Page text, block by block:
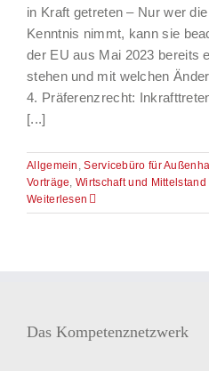
in Kraft getreten – Nur wer
Kenntnis nimmt, kann sie
der EU aus Mai 2023 bereits
stehen und mit welchen
4. Präferenzrecht:
[...]
Allgemein ,Servicebüro für
Vorträge,Wirtschaft und Mittelstand
Weiterlesen
Das Kompetenznetzwerk